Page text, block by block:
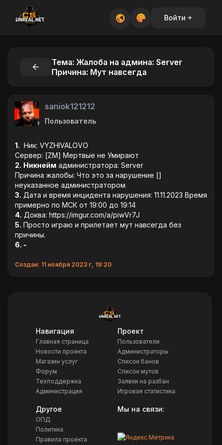
Войти
Тема: Жалоба на админа: Server
Причина: Мут навсегда
saniok121212
Пользователь
1. Ник: VYZHIVALOVO
Сервер: [ZM] Мертвые не Умирают
2. Никнейм администратора: Server
Причина жалобы: Что это за нарушение []
неуказанное администратором.
3. Дата и время инцидента нарушения: 11.11.2023 Время
примерно по МСК от 19:00 до 19:14
4. Доква: https://imgur.com/a/piwVr7J
5. Просто играю и прилетает мут навсегда без
причины.
6. -
Создан: 11 ноября 2023 г, 19:20
Навигация
Главная страница
Новости проекта
Магазин услуг
Форум
Техподдержка
Администрация
Проект
Пользователи
Администраторы
Список банов
Список мутов
Заявки на разбан
Игровая статистика
Другое
ОПД
Политика
Правила проекта
Мы на связи: